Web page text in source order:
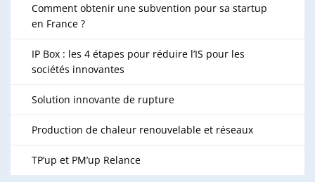
Comment obtenir une subvention pour sa startup
en France ?
IP Box : les 4 étapes pour réduire l’IS pour les
sociétés innovantes
Solution innovante de rupture
Production de chaleur renouvelable et réseaux
TP’up et PM’up Relance